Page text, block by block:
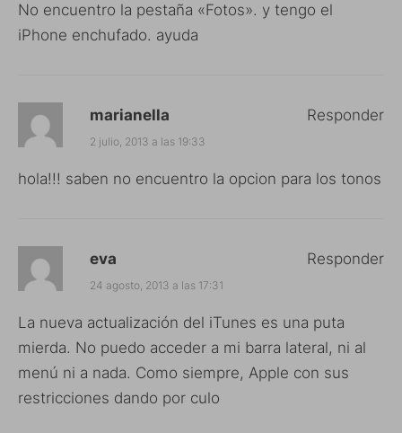
No encuentro la pestaña «Fotos». y tengo el
iPhone enchufado. ayuda
marianella
2 julio, 2013 a las 19:33
hola!!! saben no encuentro la opcion para los tonos
Responder
eva
24 agosto, 2013 a las 17:31
La nueva actualización del iTunes es una puta
mierda. No puedo acceder a mi barra lateral, ni al
menú ni a nada. Como siempre, Apple con sus
restricciones dando por culo
Responder